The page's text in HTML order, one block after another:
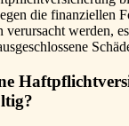
die finanziellen
verursacht werden,